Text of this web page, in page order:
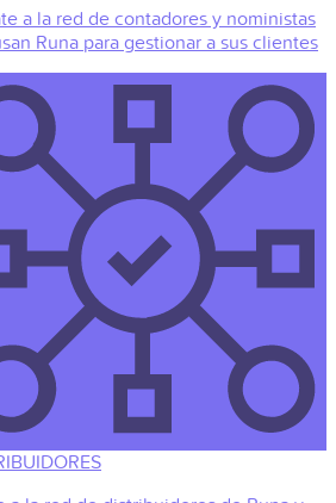
a la red de contadores y noministas
Runa para gestionar a sus clientes